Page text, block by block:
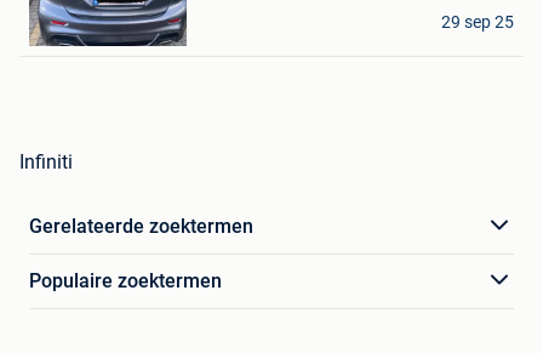
Heinen Fabrice
Messancy
29 sep 25
Infiniti
Gerelateerde zoektermen
Populaire zoektermen